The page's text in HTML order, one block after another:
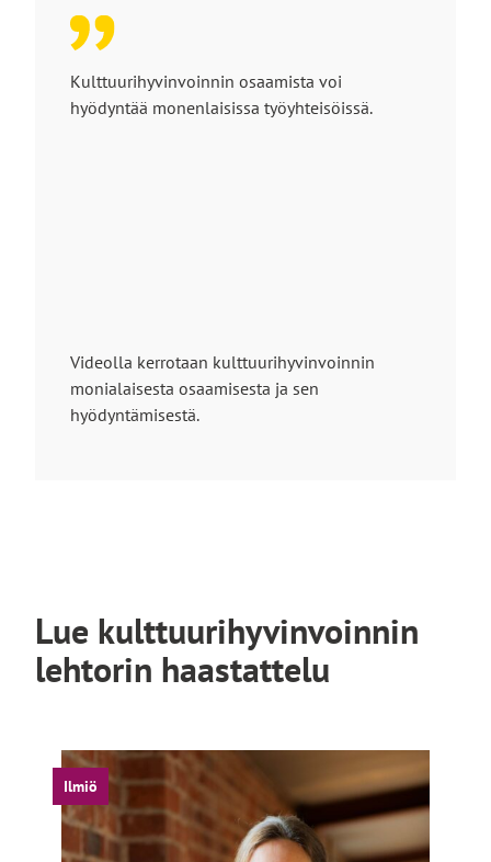
Kulttuurihyvinvoinnin osaamista voi
hyödyntää monenlaisissa työyhteisöissä.
Videolla kerrotaan kulttuurihyvinvoinnin
monialaisesta osaamisesta ja sen
hyödyntämisestä.
Lue kulttuurihyvinvoinnin
lehtorin haastattelu
Ilmiö